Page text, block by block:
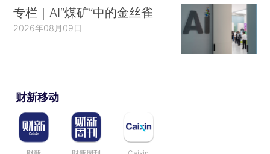
专栏｜AI“煤矿”中的金丝雀
2026年08月09日
财新移动